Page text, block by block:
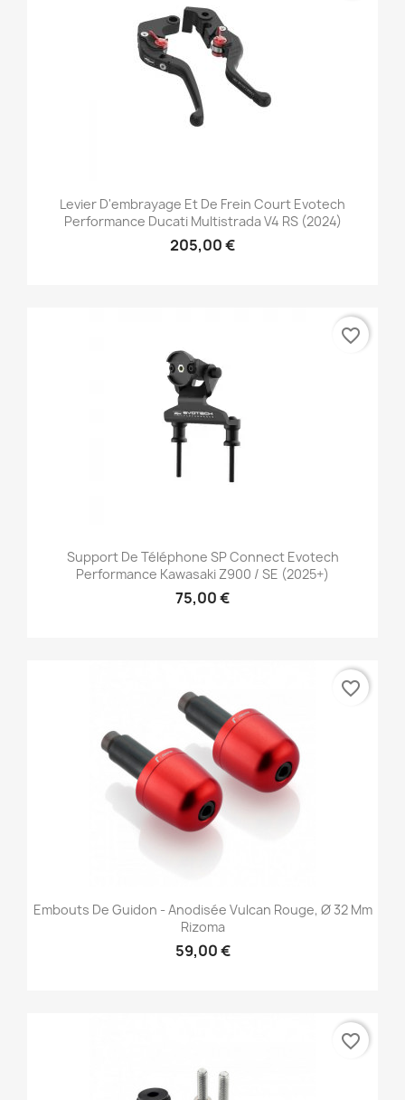
Levier D'embrayage Et De Frein Court Evotech
Performance Ducati Multistrada V4 RS (2024)
205,00 €
Support De Téléphone SP Connect Evotech
Performance Kawasaki Z900 / SE (2025+)
75,00 €
favorite_border
Embouts De Guidon - Anodisée Vulcan Rouge, Ø 32 Mm
Rizoma
59,00 €
favorite_border
favorite_border